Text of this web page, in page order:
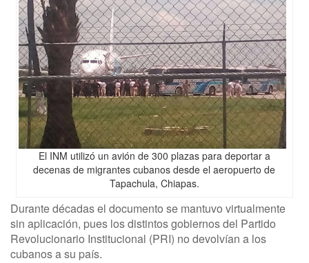
El INM utilizó un avión de 300 plazas para deportar a
decenas de migrantes cubanos desde el aeropuerto de
Tapachula, Chiapas.
Durante décadas el documento se mantuvo virtualmente
sin aplicación, pues los distintos gobiernos del Partido
Revolucionario Institucional (PRI) no devolvían a los
cubanos a su país.